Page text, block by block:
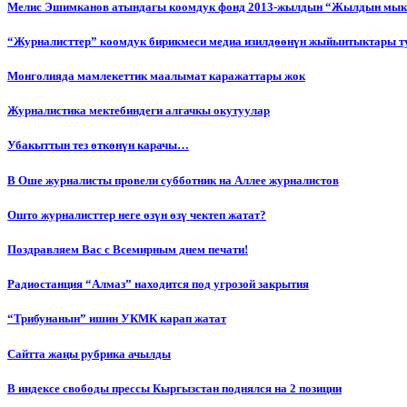
Мелис Эшимканов атындагы коомдук фонд 2013-жылдын “Жылдын
“Журналисттер” коомдук бирикмеси медиа изилдөөнүн жыйынтыктары
Монголияда мамлекеттик маалымат каражаттары жок
Журналистика мектебиндеги алгачкы окутуулар
Убакыттын тез өткөнүн карачы…
В Оше журналисты провели субботник на Аллее журналистов
Ошто журналисттер неге өзүн өзү чектеп жатат?
Поздравляем Вас с Всемирным днем печати!
Радиостанция “Алмаз” находится под угрозой закрытия
“Трибунанын” ишин УКМК карап жатат
Сайтта жаңы рубрика ачылды
В индексе свободы прессы Кыргызстан поднялся на 2 позиции